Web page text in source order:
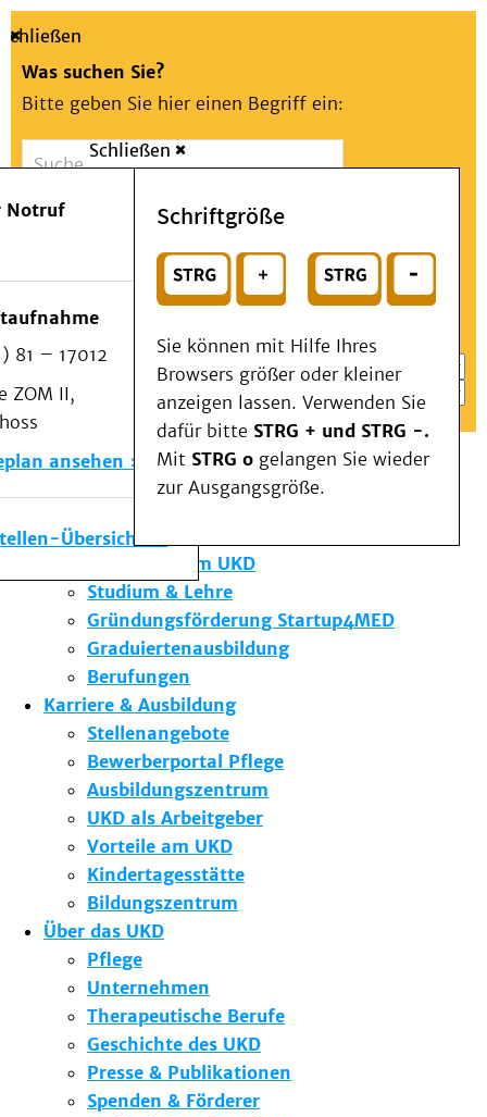
Suche
Schließen
Was suchen Sie?
Bitte geben Sie hier einen Begriff ein:
Suchen
oder
Wählen Sie ein Thema für Ihren Schnelleinstieg
Notfall
Schließen
Notruf
81 – 17012
ZOM II,
ansehen
Übersicht
Schriftgröße
Sie können mit Hilfe Ihres
Browsers größer oder kleiner
anzeigen lassen. Verwenden Sie
dafür bitte STRG + und STRG -.
Mit STRG o gelangen Sie wieder
zur Ausgangsgröße.
Menü
Patienten & Besucher
Kliniken/Institute/Zentren
Als Patient am UKD
Beratung und Unterstützung
Veranstaltungen
Kommunikation im Medizinwesen (KIM)
Notfall
Forschung & Lehre
Die Institute des UKD
Forschung am UKD
Studium & Lehre
Gründungsförderung Startup4MED
Graduiertenausbildung
Berufungen
Karriere & Ausbildung
Stellenangebote
Bewerberportal Pflege
Ausbildungszentrum
UKD als Arbeitgeber
Vorteile am UKD
Kindertagesstätte
Bildungszentrum
Über das UKD
Pflege
Unternehmen
Therapeutische Berufe
Geschichte des UKD
Presse & Publikationen
Spenden & Förderer